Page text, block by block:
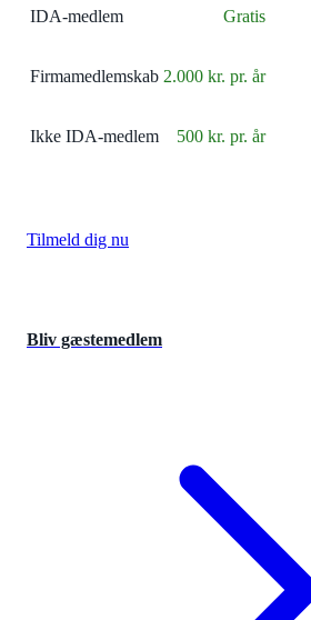
IDA-medlem Gratis
Firmamedlemskab 2.000 kr. pr. år
Ikke IDA-medlem 500 kr. pr. år
Tilmeld dig nu
Bliv gæstemedlem